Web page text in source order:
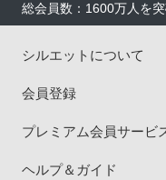
総会員数：1600万人を
シルエットについて
会員登録
プレミアム会員サービ
ヘルプ＆ガイド